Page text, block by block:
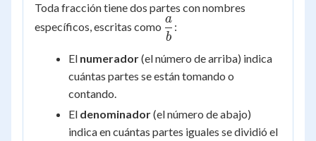
Toda fracción tiene dos partes con nombres
específicos, escritas como \dfrac{a}
{b}
b
a
:
El numerador(el número de arriba) indica
cuántas partes se están tomando o
contando.
El denominador(el número de abajo)
indica en cuántas partes iguales se dividió el